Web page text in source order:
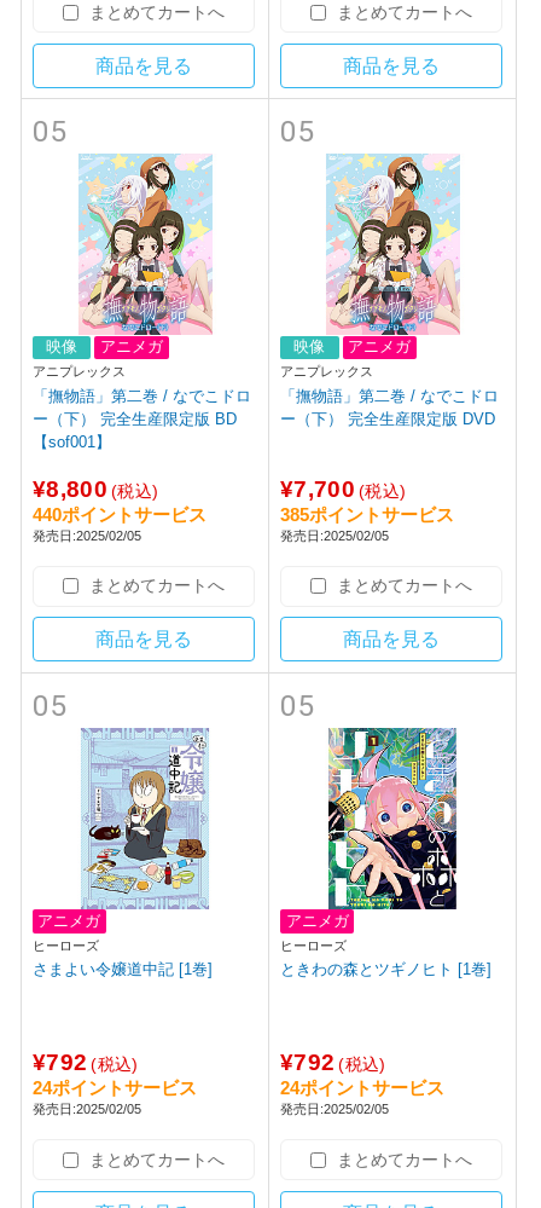
まとめてカートへ
商品を見る
まとめてカートへ
商品を見る
05
映像 アニメガ
アニプレックス
「撫物語」第二巻 / なでこドロ
ー（下） 完全生産限定版 BD
【sof001】
¥8,800 (税込)
440ポイントサービス
発売日:2025/02/05
まとめてカートへ
商品を見る
05
映像 アニメガ
アニプレックス
「撫物語」第二巻 / なでこドロ
ー（下） 完全生産限定版 DVD
¥7,700 (税込)
385ポイントサービス
発売日:2025/02/05
まとめてカートへ
商品を見る
05
アニメガ
ヒーローズ
さまよい令嬢道中記 [1巻]
¥792 (税込)
24ポイントサービス
発売日:2025/02/05
まとめてカートへ
05
アニメガ
ヒーローズ
ときわの森とツギノヒト [1巻]
¥792 (税込)
24ポイントサービス
発売日:2025/02/05
まとめてカートへ